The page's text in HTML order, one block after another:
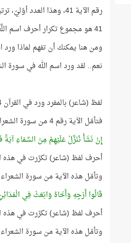
رقم الآية 41، وهذا العدد أوّليّ، ترتيبه في قائمة الأعداد الأوّليّة رقم 13
41 هو مجموع تكرار أحرف اسم اللَّه ضمن الحروف المقطّعة!
ومن هنا يمكنك أن تفهم لماذا ورد
نعم.. لقد ورد اسم الله في سورة الشعراء 13 مرّة من دون
لفظ (شاعر) بالمفرد ورد في القرآن 4 مرّات..
فتأمّل الآية رقم 4 من سورة الشعراء..
إِنْ نَشَأْ نُنَزِّلْ عَلَيْهِمْ مِنَ السَّمَاءِ
أحرف لفظ (شاعر) تكرّرت في هذه الآية
وتأمّل هذه الآية من سورة
قَالُوا أَرْجِهِ وَأَخَاهُ وَابْعَثْ فِي
أحرف لفظ (شاعر) تكرّرت في هذه الآية
وتأمّل هذه الآية من سورة